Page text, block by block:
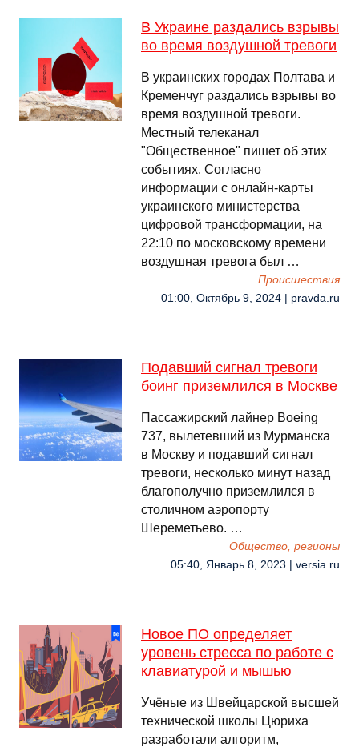
В Украине раздались взрывы
во время воздушной тревоги
В украинских городах Полтава и
Кременчуг раздались взрывы во
время воздушной тревоги.
Местный телеканал
"Общественное" пишет об этих
событиях. Согласно
информации с онлайн-карты
украинского министерства
цифровой трансформации, на
22:10 по московскому времени
воздушная тревога был …
Происшествия
01:00, Октябрь 9, 2024 | pravda.ru
Подавший сигнал тревоги
боинг приземлился в Москве
Пассажирский лайнер Boeing
737, вылетевший из Мурманска
в Москву и подавший сигнал
тревоги, несколько минут назад
благополучно приземлился в
столичном аэропорту
Шереметьево. …
Общество, регионы
05:40, Январь 8, 2023 | versia.ru
Новое ПО определяет
уровень стресса по работе с
клавиатурой и мышью
Учёные из Швейцарской высшей
технической школы Цюриха
разработали алгоритм,